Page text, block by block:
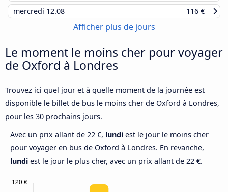
mercredi 12.08 116 €
Afficher plus de jours
Le moment le moins cher pour voyager
de Oxford à Londres
Trouvez ici quel jour et à quelle moment de la journée est
disponible le billet de bus le moins cher de Oxford à Londres,
pour les 30 prochains jours.
Avec un prix allant de 22 €, lundi est le jour le moins cher
pour voyager en bus de Oxford à Londres. En revanche,
lundi est le jour le plus cher, avec un prix allant de 22 €.